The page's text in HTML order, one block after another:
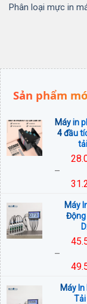
Phân loại mực in
Sản phẩm
Máy in
4 đầu
–
giá:Máy
Động
–
giá:
Máy